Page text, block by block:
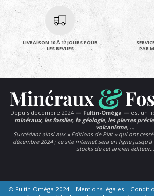
LIVRAISON 10 À 12 JOURS POUR
LES REVUES
PAR
Depuis décembre 2024 — Fultin-Oméga — est un
minéraux, les fossiles, la géologie, les pierres
volcanisme, …
Succédant ainsi aux « Editions de Piat » qui ont
décembre 2024 ; ce site internet sera en ligne
stocks de cet ancien éditeur…
© Fultin-Oméga 2024 – Mentions légales –